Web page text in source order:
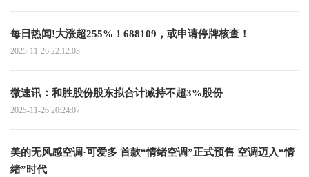
每日热闻!大涨超255%！688109，或申请停牌核查！
2025-11-26 22:12:03
微速讯：和胜股份股东拟合计减持不超3%股份
2025-11-26 20:24:07
美的无风感空调·可爱多 首款“情绪空调”正式预售 空调迈入“情
绪”时代